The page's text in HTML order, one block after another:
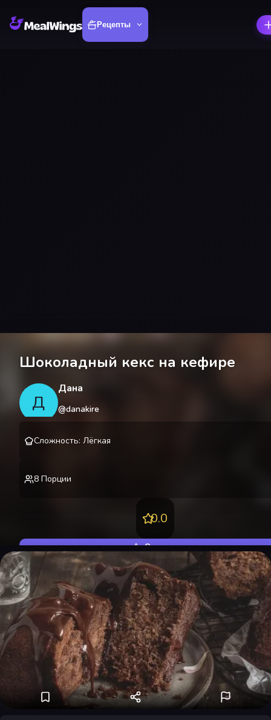
Рецепты
Шоколадный кекс на кефире
Д
Дана
@danakire
Сложность: Лёгкая
8 Порции
0.0
Оценить